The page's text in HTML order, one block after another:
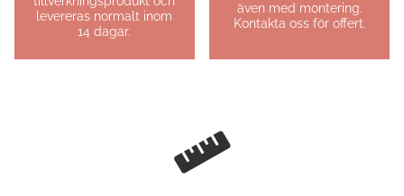
levereras normalt inom
14 dagar.
även med montering.
Kontakta oss för offert.